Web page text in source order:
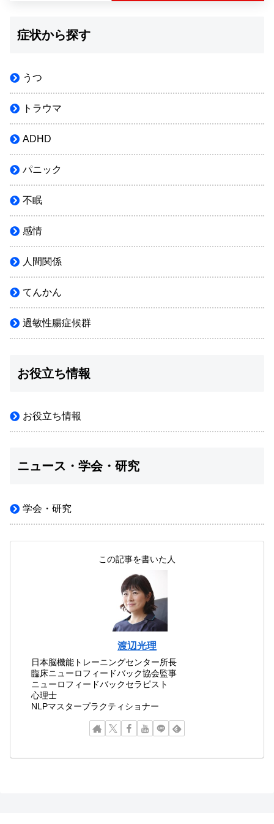
症状から探す
うつ
トラウマ
ADHD
パニック
不眠
感情
人間関係
てんかん
過敏性腸症候群
お役立ち情報
お役立ち情報
ニュース・学会・研究
学会・研究
この記事を書いた人
渡辺光理
日本脳機能トレーニングセンター所長
臨床ニューロフィードバック協会監事
ニューロフィードバックセラピスト
心理士
NLPマスタープラクティショナー